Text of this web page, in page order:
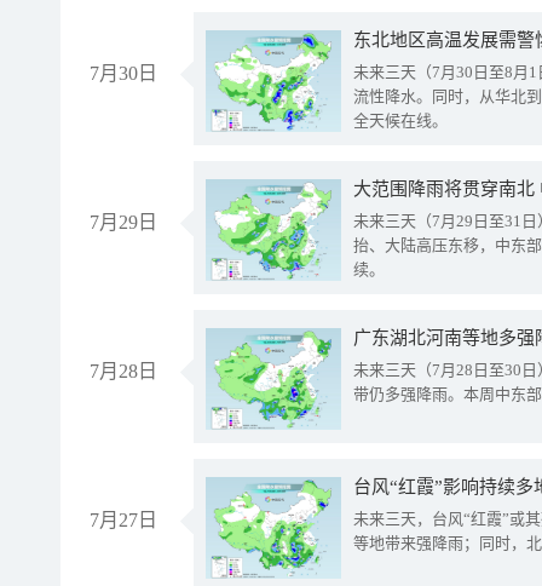
7月30日
东北地区高温发展需
未来三天（7月30日至8月
流性降水。同时，从华北
全天候在线。
7月29日
大范围降雨将贯穿南
未来三天（7月29日至31
抬、大陆高压东移，中东
续。
7月28日
广东湖北河南等地多
未来三天（7月28日至30
带仍多强降雨。本周中东
7月27日
台风“红霞”影响持续
未来三天，台风“红霞”或
等地带来强降雨；同时，